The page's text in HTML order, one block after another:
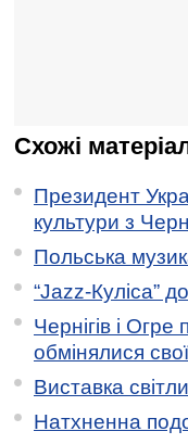
Схожі
Президент
культури з
Польська
“Jazz-Куліса”
Чернігів і
обмінялися
Виставка
Натхненна